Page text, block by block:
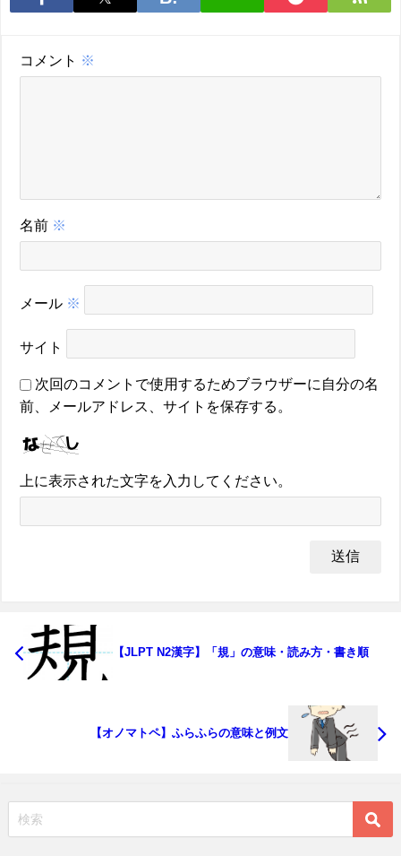
コメント ※
名前 ※
メール ※
サイト
次回のコメントで使用するためブラウザーに自分の名
前、メールアドレス、サイトを保存する。
上に表示された文字を入力してください。
【JLPT N2漢字】「規」の意味・読み方・書き順
【オノマトペ】ふらふらの意味と例文